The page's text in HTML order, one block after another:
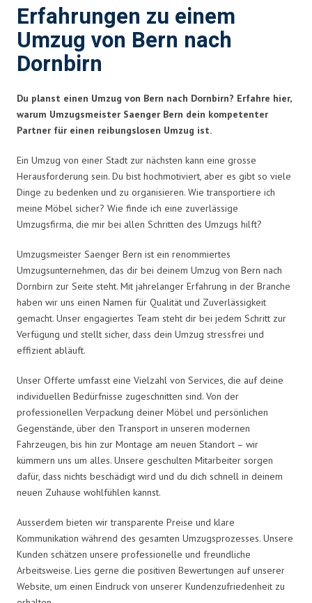
Erfahrungen zu einem
Umzug von Bern nach
Dornbirn
Du planst einen Umzug von Bern nach Dornbirn? Erfahre hier,
warum Umzugsmeister Saenger Bern dein kompetenter
Partner für einen reibungslosen Umzug ist.
Ein Umzug von einer Stadt zur nächsten kann eine grosse
Herausforderung sein. Du bist hochmotiviert, aber es gibt so viele
Dinge zu bedenken und zu organisieren. Wie transportiere ich
meine Möbel sicher? Wie finde ich eine zuverlässige
Umzugsfirma, die mir bei allen Schritten des Umzugs hilft?
Umzugsmeister Saenger Bern ist ein renommiertes
Umzugsunternehmen, das dir bei deinem Umzug von Bern nach
Dornbirn zur Seite steht. Mit jahrelanger Erfahrung in der Branche
haben wir uns einen Namen für Qualität und Zuverlässigkeit
gemacht. Unser engagiertes Team steht dir bei jedem Schritt zur
Verfügung und stellt sicher, dass dein Umzug stressfrei und
effizient abläuft.
Unser Offerte umfasst eine Vielzahl von Services, die auf deine
individuellen Bedürfnisse zugeschnitten sind. Von der
professionellen Verpackung deiner Möbel und persönlichen
Gegenstände, über den Transport in unseren modernen
Fahrzeugen, bis hin zur Montage am neuen Standort – wir
kümmern uns um alles. Unsere geschulten Mitarbeiter sorgen
dafür, dass nichts beschädigt wird und du dich schnell in deinem
neuen Zuhause wohlfühlen kannst.
Ausserdem bieten wir transparente Preise und klare
Kommunikation während des gesamten Umzugsprozesses. Unsere
Kunden schätzen unsere professionelle und freundliche
Arbeitsweise. Lies gerne die positiven Bewertungen auf unserer
Website, um einen Eindruck von unserer Kundenzufriedenheit zu